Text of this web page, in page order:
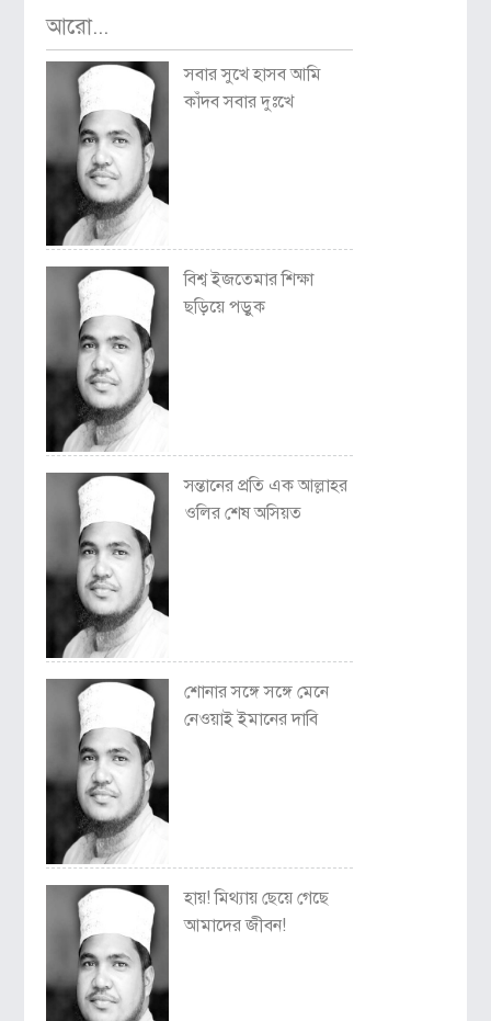
আরো...
সবার সুখে হাসব আমি
কাঁদব সবার দুঃখে
বিশ্ব ইজতেমার শিক্ষা
ছড়িয়ে পড়ুক
সন্তানের প্রতি এক আল্লাহর
ওলির শেষ অসিয়ত
শোনার সঙ্গে সঙ্গে মেনে
নেওয়াই ইমানের দাবি
হায়! মিথ্যায় ছেয়ে গেছে
আমাদের জীবন!